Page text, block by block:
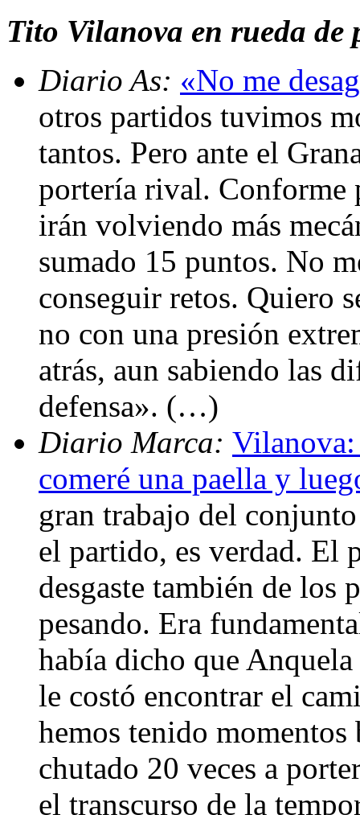
Tito Vilanova en rueda de
Diario As: «No me
otros partidos tuvimos
tantos. Pero ante el
portería rival. Conforme
irán volviendo más
sumado 15 puntos. No
conseguir retos. Quiero
no con una presión
atrás, aun sabiendo las
defensa». (…)
Diario Marca:
comeré una paella y
gran trabajo del
el partido, es verdad. El
desgaste también de los
pesando. Era
había dicho que
le costó encontrar el
hemos tenido
chutado 20 veces a
el transcurso de la